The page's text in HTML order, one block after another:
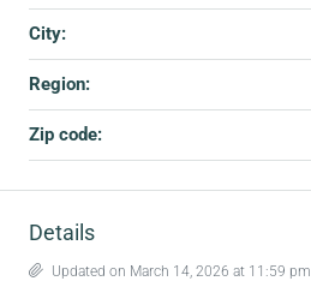
City:
Region:
Zip code:
Details
Updated on March 14, 2026 at 11:59 pm